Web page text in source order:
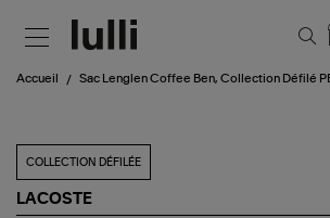
Accueil Sac Lenglen Coffee Ben, Collection Défilé
COLLECTION DÉFILÉE
LACOSTE